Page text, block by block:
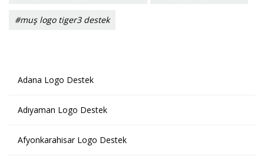
#muş logo tiger3 destek
Adana Logo Destek
Adıyaman Logo Destek
Afyonkarahisar Logo Destek